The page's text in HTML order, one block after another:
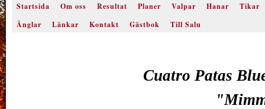
Startsida Om oss Resultat Planer Valpar Hanar
Tikar
Änglar
Länkar Kontakt Gästbok Till Salu
Cuatro Patas